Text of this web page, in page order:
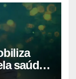
saúde